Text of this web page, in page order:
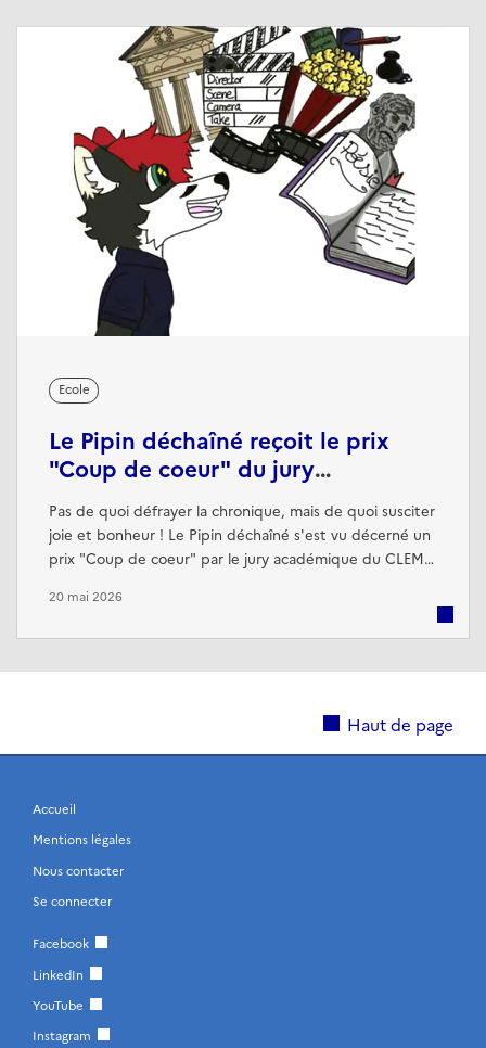
bois ...
Ecole
Le Pipin déchaîné reçoit le prix
"Coup de coeur" du jury
académique du CLEMI
Pas de quoi défrayer la chronique, mais de quoi susciter
joie et bonheur ! Le Pipin déchaîné s'est vu décerné un
prix "Coup de coeur" par le jury académique du CLEMI
d'écriture des lycéens, les efforts fournis pour titrer les
20 mai 2026
Haut de page
Accueil
Mentions légales
Nous contacter
Se connecter
Facebook
LinkedIn
YouTube
Instagram